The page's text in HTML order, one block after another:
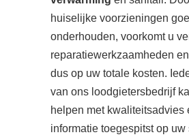
huiselijke voorzieningen
onderhouden, voorkomt u
reparatiewerkzaamheden
dus op uw totale kosten.
van ons loodgietersbedrijf
helpen met kwaliteitsadvies
informatie toegespitst op uw